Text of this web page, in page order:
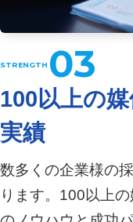
03
100以上の
実績
数多くの企業様の
ります。100以上